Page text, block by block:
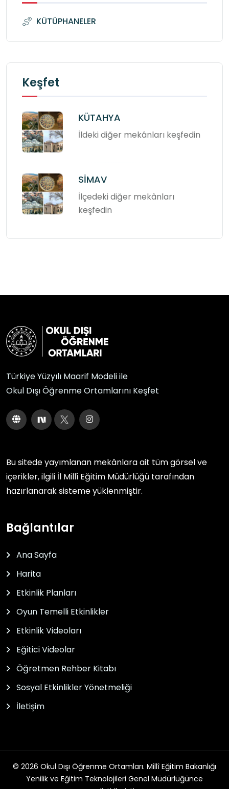
KÜTÜPHANELER
Keşfet
KÜTAHYA
İldeki diğer mekânları keşfedin
SİMAV
İlçedeki diğer mekânları
keşfedin
Türkiye Yüzyılı Maarif Modeli ile
Okul Dışı Öğrenme Ortamlarını Keşfet
Bu sitede yayımlanan mekânlara ait tüm görsel ve
içerikler, ilgili İl Millî Eğitim Müdürlüğü tarafından
hazırlanarak sisteme yüklenmiştir.
Bağlantılar
Ana Sayfa
Harita
Etkinlik Planları
Oyun Temelli Etkinlikler
Etkinlik Videoları
Eğitici Videolar
Öğretmen Rehber Kitabı
Sosyal Etkinlikler Yönetmeliği
İletişim
© 2026 Okul Dışı Öğrenme Ortamları. Millî Eğitim Bakanlığı
Yenilik ve Eğitim Teknolojileri Genel Müdürlüğünce